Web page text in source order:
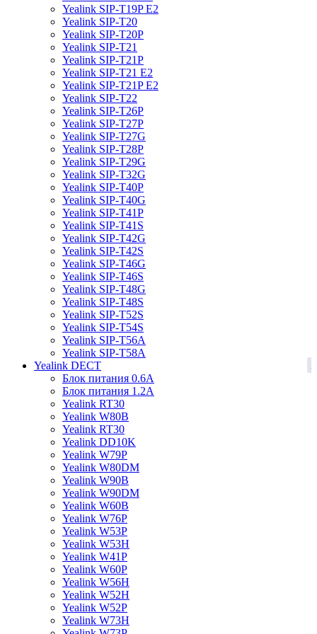
Yealink SIP-T19P E2
Yealink SIP-T20
Yealink SIP-T20P
Yealink SIP-T21
Yealink SIP-T21P
Yealink SIP-T21 E2
Yealink SIP-T21P E2
Yealink SIP-T22
Yealink SIP-T26P
Yealink SIP-T27P
Yealink SIP-T27G
Yealink SIP-T28P
Yealink SIP-T29G
Yealink SIP-T32G
Yealink SIP-T40P
Yealink SIP-T40G
Yealink SIP-T41P
Yealink SIP-T41S
Yealink SIP-T42G
Yealink SIP-T42S
Yealink SIP-T46G
Yealink SIP-T46S
Yealink SIP-T48G
Yealink SIP-T48S
Yealink SIP-T52S
Yealink SIP-T54S
Yealink SIP-T56A
Yealink SIP-T58A
Yealink DECT
Блок питания 0.6A
Блок питания 1.2A
Yealink RT30
Yealink W80B
Yealink RT30
Yealink DD10K
Yealink W79P
Yealink W80DM
Yealink W90B
Yealink W90DM
Yealink W60B
Yealink W76P
Yealink W53P
Yealink W53H
Yealink W41P
Yealink W60P
Yealink W56H
Yealink W52H
Yealink W52P
Yealink W73H